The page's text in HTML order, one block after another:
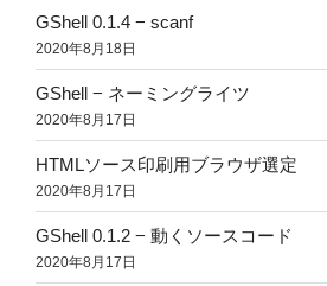
GShell 0.1.4 − scanf
2020年8月18日
GShell − ネーミングライツ
2020年8月17日
HTMLソース印刷用ブラウザ選定
2020年8月17日
GShell 0.1.2 − 動くソースコード
2020年8月17日